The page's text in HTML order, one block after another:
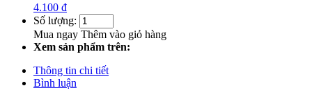
4.100 đ
Số lượng:
Mua ngay Thêm vào giỏ hàng
Xem sản phẩm trên:
Thông tin chi tiết
Bình luận